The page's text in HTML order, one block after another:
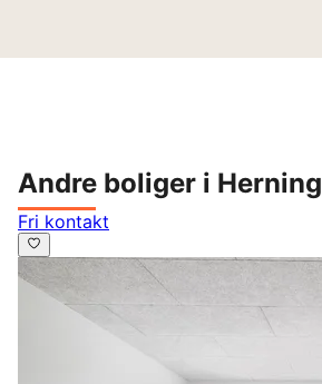
Andre boliger i Herning
Fri kontakt